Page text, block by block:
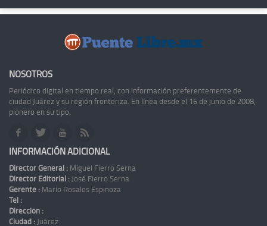
NOSOTROS
Periódico digital en tiempo real, con información preferentemente de
ciudad Juárez y su región fronteriza. En línea desde el 16 de junio de 2008,
pionero en su tipo.
INFORMACIÓN ADICIONAL
Director General : Miguel Fierro Serna
Director Editorial : José Fierro Serna
Gerente : Mario Rosales Espinoza
Tel :
Dirección :
Ciudad : Juárez